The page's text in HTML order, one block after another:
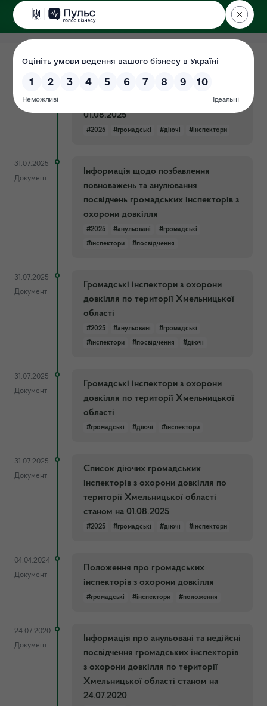
ДЕРЖЕКОІНСПЕКЦІЯ
у Хмельницькій області
31.07.2025
Документ
інспекторів по території
Хмельницької області станом на
01.08.2025
#2025 #громадські #діючі #інспектори
31.07.2025
Документ
Інформація щодо позбавлення
повноважень та анулювання
посвідчень громадських інспекторів з
охорони довкілля
#2025 #анульовані
#громадські
#інспектори
#посвідчення
31.07.2025
Документ
Громадські інспектори з охорони
довкілля по території Хмельницької
області
#2025 #анульовані
#громадські
#інспектори
#посвідчення #діючі
31.07.2025
Документ
Громадські інспектори з охорони
довкілля по території Хмельницької
області
#громадські #діючі #інспектори
31.07.2025
Документ
Список діючих громадських
інспекторів з охорони довкілля по
території Хмельницької області
станом на 01.08.2025
#2025 #громадські #діючі #інспектори
04.04.2024
Документ
Положення про громадських
інспекторів з охорони довкілля
#громадські #інспектори #положення
24.07.2020
Документ
Інформація про анульовані та недійсні
посвідчення громадських інспекторів
з охорони довкілля по території
Хмельницької області станом на
24.07.2020